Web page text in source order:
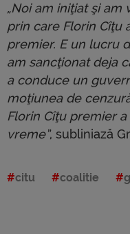
„Noi am iniţiat şi
prin care Florin Cîţu
premier. E un lucru
am sancţionat deja
a conduce un
moţiunea de
Florin Cîţu premier
vreme”, subliniază
citu coalitie